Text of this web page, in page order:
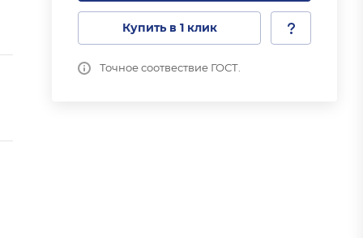
Купить в 1 клик
Точное соотвествие ГОСТ.